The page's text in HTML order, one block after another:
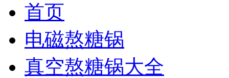
首页
电磁熬糖锅
真空熬糖锅大全